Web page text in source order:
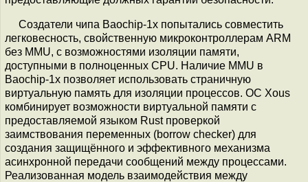
Создатели чипа Baochip-1x попытались совместить
легковесность, свойственную микроконтроллерам ARM
без MMU, с возможностями изоляции памяти,
доступными в полноценных CPU. Наличие MMU в
Baochip-1x позволяет использовать страничную
виртуальную память для изоляции процессов. ОС Xous
комбинирует возможности виртуальной памяти с
предоставляемой языком Rust проверкой
заимствования переменных (borrow checker) для
создания защищённого и эффективного механизма
асинхронной передачи сообщений между процессами.
Реализованная модель взаимодействия между